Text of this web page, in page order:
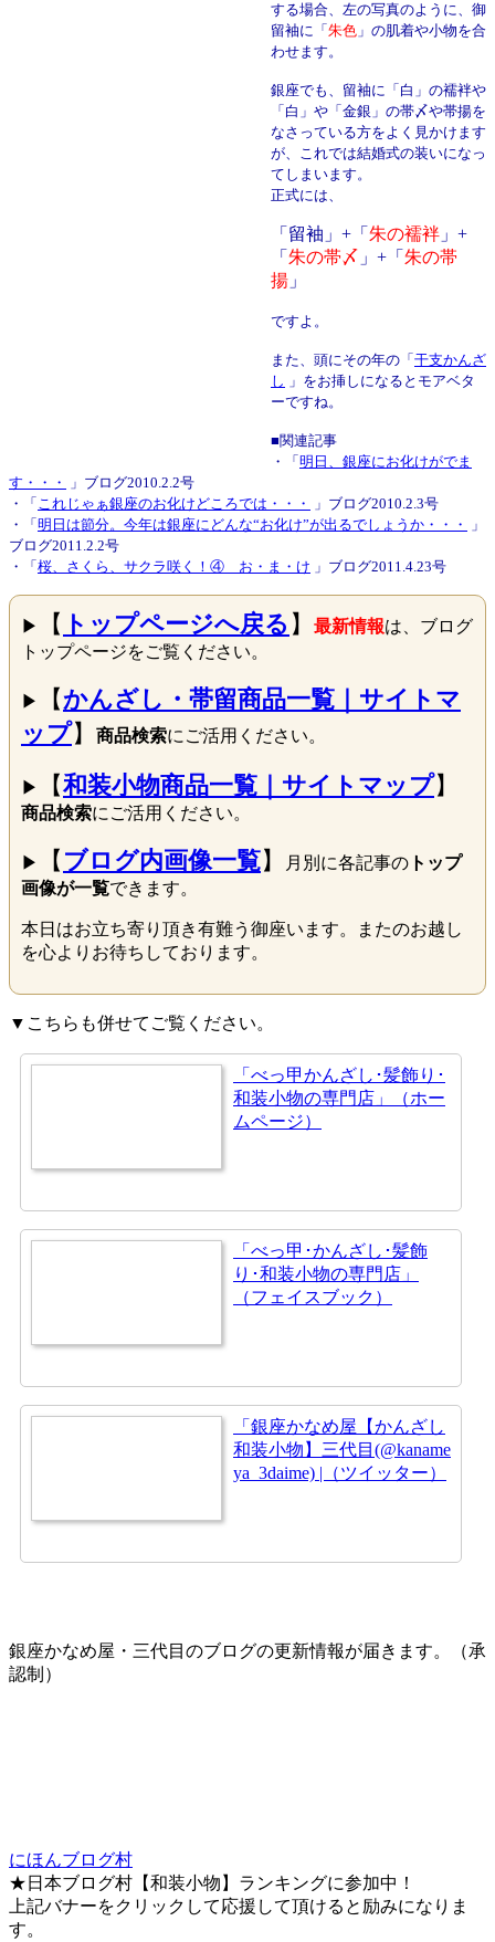
する場合、左の写真のように、御
留袖に「 朱色 」の肌着や小物を合
わせます。
銀座でも、留袖に「白」の襦袢や
「白」や「金銀」の帯〆や帯揚を
なさっている方をよく見かけます
が、これでは結婚式の装いになっ
てしまいます。
正式には、
「留袖」+「 朱の襦袢 」+
「 朱の帯〆 」+「 朱の帯
揚 」
ですよ。
また、頭にその年の「 干支かんざ
し 」をお挿しになるとモアベタ
ーですね。
■関連記事
・「 明日、銀座にお化けがでま
す・・・
」ブログ2010.2.2号
・「 これじゃぁ銀座のお化けどころでは・・・
」ブログ2010.2.3号
・「 明日は節分。今年は銀座にどんな“お化け”が出るでしょうか・・・
」
ブログ2011.2.2号
・「 桜、さくら、サクラ咲く！④ お・ま・け 」ブログ2011.4.23号
▶ 【 トップページへ戻る 】 最新情報は、ブログ
トップページをご覧ください。
▶ 【かんざし・帯留商品一覧｜サイトマ
ップ】 商品検索にご活用ください。
▶ 【和装小物商品一覧｜サイトマップ】
商品検索にご活用ください。
▶ 【 ブログ内画像一覧】 月別に各記事の トップ
画像が一覧できます。
本日はお立ち寄り頂き有難う御座います。またのお越し
を心よりお待ちしております。
▼こちらも併せてご覧ください。
「べっ甲かんざし･髪飾り･
和装小物の専門店」（ホー
ムページ）
「べっ甲･かんざし･髪飾
り･和装小物の専門店」
（フェイスブック）
「銀座かなめ屋【かんざし
和装小物】三代目(@kaname
ya_3daime) |（ツイッター）
銀座かなめ屋・三代目のブログの更新情報が届きます。（承
認制）
にほんブログ村
★日本ブログ村【和装小物】ランキングに参加中！
上記バナーをクリックして応援して頂けると励みになりま
す。